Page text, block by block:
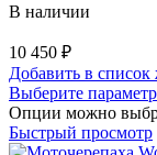
В наличии
10 450 ₽
Добавить в список
Выберите
Опции можно
Быстрый просмотр